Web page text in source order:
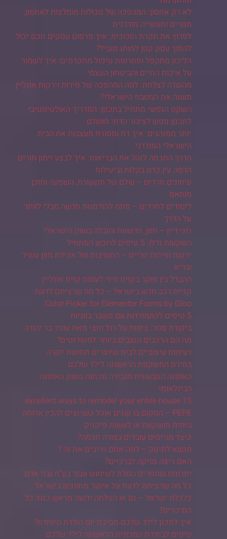
לא רק אחסון: המהפכה של מכולות מומלצות לאחסון,
מגורים ותעשייה מודרנית
לפרוץ את תקרת הזכוכית: איך פרסום עסקים חכם יכול
להפוך עסק קטן למותג מוביל?
הליכון מתקפל ופתרונות טיפול מתקדמים: איך לשמור
על איכות החיים והביטחון העצמי
מהשדה לצלחת: למה המהפכה של פירות וירקות אונליין
משנה את המטבח הישראלי?
השקט הנפשי מתחיל בתכנון: המדריך האולטימטיבי
לתכנון נופש לציבור הדתי מושלם
יותר ממנהגים: איך דת ומסורת מעצבות את הבית
הישראלי המודרני
הדרך החכמה לנהל את הבריאות: איך לבצע זימון תורים
הדסה עין כרם בקלות וביעילות
עיתונים חרדים – עולם של תקשורת, השפעה ותוכן
מותאם
לימודים לחרדים – פתח להזדמנות חדשה מבלי לוותר
על הדרך
רוני דיין – חזון, חדשנות והובלה בשוק הישראלי
השקעות נדלן: 5 טיפים לרוכש המתחיל
ירקות ופירות טריים – החשיבות של אכילת מזון עשיר
ובריא
ההבדל בין פוקר בקזינו פיזי לעומת קזינו אונליין
קניית רכב חדש בישראל – כל מה שרציתם לדעת
Color Picker for Elementor Forms by Gloo.
5 טיפים להתמודדות עם משבר בזוגיות
ביקורת ספר: ציונות על רגל וחצי מאת עופר בר יהודה
מה הם הרכבים הטובים ביותר לסטודנטים?
רעיונות עיצוביים לבית שיוצרים תחושת יוקרה
בחירת המשקפת הראשונה לילד שלכם
האופנה הטבעונית מגבירה נוכחות בשוק האופנה
הבינלאומי
15 excellent ways to remodel your entire house
PEPE – המקום בו קונים אוכל כשרוצים להכין ארוחה
ביתית מושקעת או לעשות פיקניק
כיצד מגייסים עובדים בצורה חכמה?
מנשא לתינוק – למה אתם חייבים את זה ?
האם ריצה מזיקה לברכיים?
יתרונות שמפו ים המלח לשימוש עבור בע"ח ובני אדם
כל מה שרציתם לדעת על איתור מחוננים בישראל
כלכלת ישראל – נס או הצלחה ידועה מראש כנגד כל
הסיכויים?
איך לתכנן לילד שלכם מסיבת יום הולדת מיוחדת?
טיפים לבחירת המכונית הראשונה לילד שלכם